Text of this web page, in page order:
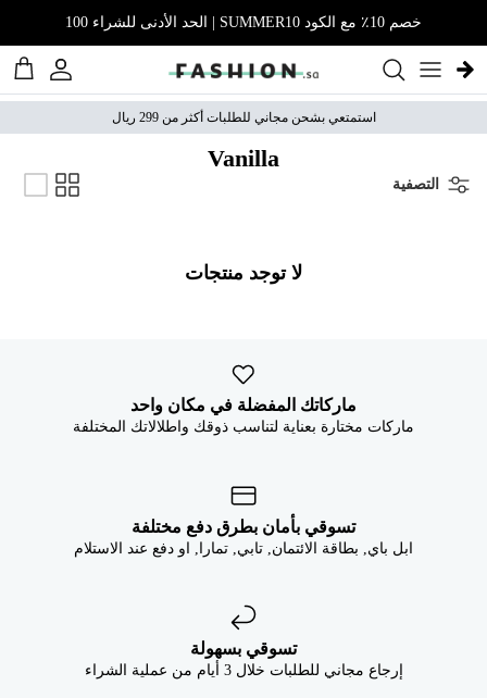
خصم 10٪ مع الكود SUMMER10 | الحد الأدنى للشراء 100
الحساب
استمتعي بشحن مجاني للطلبات أكثر من 299 ريال
Vanilla
التصفية
لا توجد منتجات
ماركاتك المفضلة في مكان واحد
ماركات مختارة بعناية لتناسب ذوقك واطلالاتك المختلفة
تسوقي بأمان بطرق دفع مختلفة
ابل باي, بطاقة الائتمان, تابي, تمارا, او دفع عند الاستلام
تسوقي بسهولة
إرجاع مجاني للطلبات خلال 3 أيام من عملية الشراء